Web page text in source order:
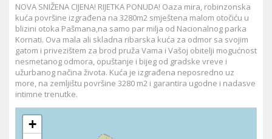
NOVA SNIŽENA CIJENA! RIJETKA PONUDA! Oaza mira, robinzonska
kuća površine izgrađena na 3280m2 smještena malom otočiću u
blizini otoka Pašmana,na samo par milja od Nacionalnog parka
Kornati. Ova mala ali skladna ribarska kuća za odmor sa svojim
gatom i privezištem za brod pruža Vama i Vašoj obitelji mogućnost
nesmetanog odmora, opuštanje i bijeg od gradske vreve i
užurbanog načina života. Kuća je izgrađena neposredno uz
more, na zemljištu površine 3280 m2 i garantira ugodne i nadasve
intimne trenutke.
+